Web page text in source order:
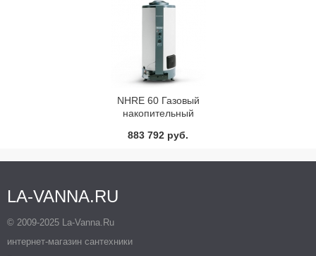
NHRE 60 Газовый
накопительный
883 792 руб.
LA-VANNA.RU
© 2009-2025 La-Vanna.Ru
интернет-магазин сантехники